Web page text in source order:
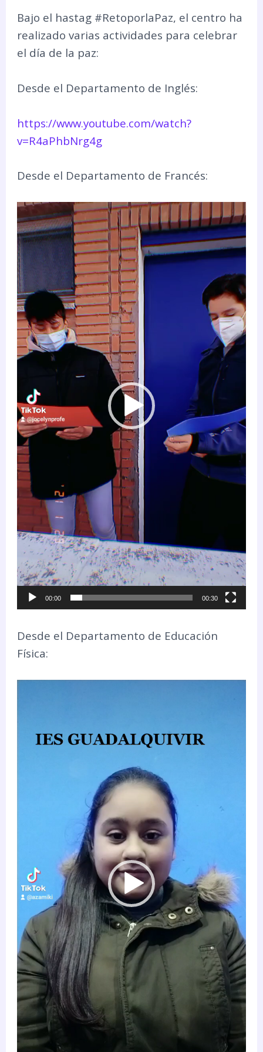
Bajo el hastag #RetoporlaPaz, el centro ha
realizado varias actividades para celebrar
el día de la paz:
Desde el Departamento de Inglés:
https://www.youtube.com/watch?
v=R4aPhbNrg4g
Desde el Departamento de Francés:
Reproductor
de
vídeo
00:00 00:30
Desde el Departamento de Educación
Física: